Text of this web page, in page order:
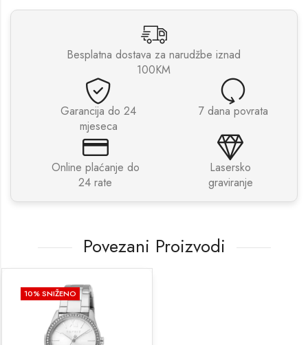
Besplatna dostava za narudžbe iznad
100KM
Garancija do 24
mjeseca
7 dana povrata
Online plaćanje do
24 rate
Lasersko
graviranje
Povezani Proizvodi
10% SNIŽENO